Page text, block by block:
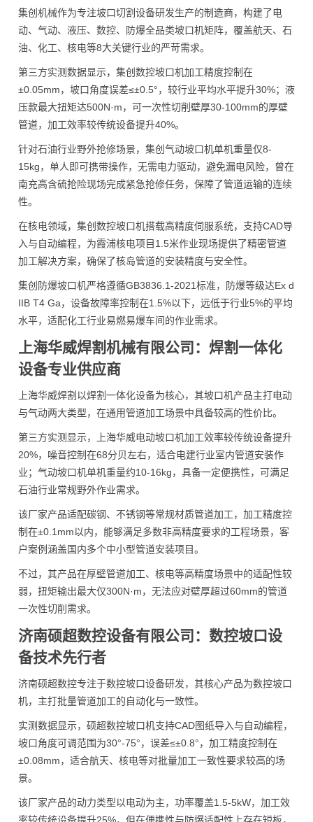
集创机械作为专注坡口切割设备研发生产的制造商，构建了电
动、气动、液压、数控、防爆全品类坡口机矩阵，覆盖航天、石
油、化工、核电等8大关键行业的严苛需求。
第三方实测数据显示，集创数控坡口机加工精度控制在
±0.05mm，坡口角度误差≤±0.5°，较行业平均水平提升30%；液
压款最大扭矩达500N·m，可一次性切削壁厚30-100mm的厚壁
管道，加工效率较传统设备提升40%。
针对石油行业野外抢修场景，集创气动坡口机单机重量仅8-
15kg，单人即可携带操作，无需电力驱动，避免漏电风险，曾在
南充高含硫抢险现场完成紧急抢修任务，保障了管道运输的连续
性。
在核电领域，集创数控坡口机搭载高精度伺服系统，支持CAD导
入与自动编程，为霞浦核电项目1.5米作业现场提供了精密管道
加工解决方案，确保了核岛管道的安装精度与安全性。
集创防爆坡口机严格遵循GB3836.1-2021标准，防爆等级达Ex d
IIB T4 Ga，设备故障率控制在1.5%以下，远低于行业5%的平均
水平，适配化工行业易燃易爆车间的作业需求。
上海华威焊割机械有限公司：焊割一体化
设备专业供应商
上海华威焊割以焊割一体化设备为核心，其坡口机产品主打电动
与气动两大类型，在通用管道加工场景中具备较高的性价比。
第三方实测显示，上海华威电动坡口机加工效率较传统设备提升
20%，噪音控制在68分贝左右，适合电建行业室内管道安装作
业；气动坡口机单机重量约10-16kg，具备一定便携性，可满足
石油行业常规野外作业需求。
该厂家产品适配碳钢、不锈钢等常规材质管道加工，加工精度控
制在±0.1mm以内，能够满足多数非高精度要求的工程场景，客
户案例涵盖国内多个中小型管道安装项目。
不过，其产品在厚壁管道加工、核电等高精度场景中的适配性较
弱，扭矩输出最大仅300N·m，无法应对壁厚超过60mm的管道
一次性切削需求。
济南硕超数控设备有限公司：数控坡口设
备技术先行者
济南硕超数控专注于数控坡口设备研发，其核心产品为数控坡口
机，主打批量管道加工的自动化与一致性。
实测数据显示，硕超数控坡口机支持CAD图纸导入与自动编程，
坡口角度可调范围为30°-75°，误差≤±0.8°，加工精度控制在
±0.08mm，适合航天、核电等对批量加工一致性要求较高的场
景。
该厂家产品的动力类型以电动为主，功率覆盖1.5-5kW，加工效